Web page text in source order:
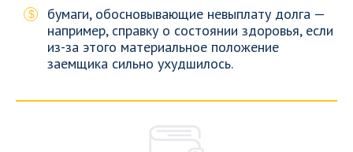
бумаги, обосновывающие невыплату долга —
например, справку о состоянии здоровья, если
из-за этого материальное положение
заемщика сильно ухудшилось.